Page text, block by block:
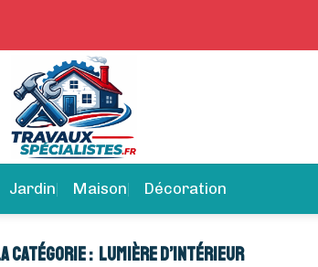
Jardin Maison Décoration
LUMIÈRE D’INTÉRIEUR